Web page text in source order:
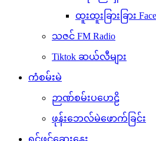
ဖုန်းဘေလ်မဲဖောက်ခြင်း
ရင်ဖွင့်ဆွေးနွေး
သတင်းစကားပေးပို့ရန်
အမေး/အဖြေကဏ္ဍ
ရွေးကောက်ပွဲစိစစ်တွေ့ရှိချက်များ
ပျိုမေVlog